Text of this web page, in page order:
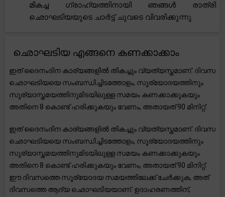
മികച്ച ഗ്രാഹ്യത്തിനായി ഞങ്ങൾ രാത്രി
ഛൊഘടിയയുടെ ചാർട്ട് ചുവടെ വിവരിക്കുന്നു.
ഛൊഘടിയ എങ്ങനെ കണക്കാക്കാം
ഇത് ദൈനംദിന കാര്യങ്ങളിൽ തികച്ചും വ്യത്യസ്തമാണ്. ദിവസ
ഛൊഘടിയയെ സംബന്ധിച്ചിടത്തോളം, സൂര്യോദയത്തിനും
സൂര്യാസ്തമയത്തിനുമിടയിലുള്ള സമയം കണക്കാക്കുകയും
അതിനെ 8 കൊണ്ട് ഹരിക്കുകയും വേണം, അതായത് 90 മിനിറ്റ്.
ഇത് ദൈനംദിന കാര്യങ്ങളിൽ തികച്ചും വ്യത്യസ്തമാണ്. ദിവസ
ഛൊഘടിയയെ സംബന്ധിച്ചിടത്തോളം, സൂര്യോദയത്തിനും
സൂര്യാസ്തമയത്തിനുമിടയിലുള്ള സമയം കണക്കാക്കുകയും
അതിനെ 8 കൊണ്ട് ഹരിക്കുകയും വേണം, അതായത് 90 മിനിറ്റ്.
ഈ ദിവസത്തെ സൂര്യോദയ സമയത്തിലേക്ക് ചേർക്കുക, അത്
ദിവസത്തെ ആദ്യ ഛൊഘടിയയാണ്. ഉദാഹരണത്തിന്,